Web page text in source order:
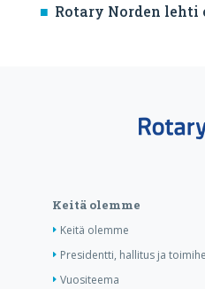
Rotary Norden
Keitä olemme
Keitä olemme
Presidentti, hallitus ja
Vuositeema